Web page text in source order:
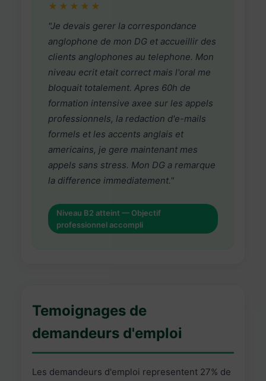
★★★★★
"Je devais gerer la correspondance
anglophone de mon DG et accueillir des
clients anglophones au telephone. Mon
niveau ecrit etait correct mais l'oral me
bloquait totalement. Apres 60h de
formation intensive axee sur les appels
professionnels, la redaction d'e-mails
formels et les accents anglais et
americains, je gere maintenant mes
appels sans stress. Mon DG a remarque
la difference immediatement."
Niveau B2 atteint — Objectif
professionnel accompli
Temoignages de
demandeurs d'emploi
Les demandeurs d'emploi representent 27% de